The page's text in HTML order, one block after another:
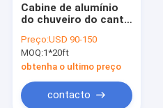
Cabine de alumínio
do chuveiro do canto
Preço:USD 90-150
MOQ:1*20ft
obtenha o ultimo preço
contacto